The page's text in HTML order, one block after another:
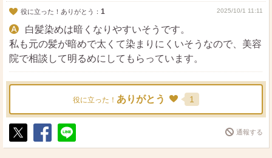
役に立った！ありがとう： 1 2025/10/1 11:11
白髪染めは暗くなりやすいそうです。
私も元の髪が暗めで太くて染まりにくいそうなので、美容
院で相談して明るめにしてもらっています。
役に立った！ ありがとう 1
ポ
シ
送
通報する